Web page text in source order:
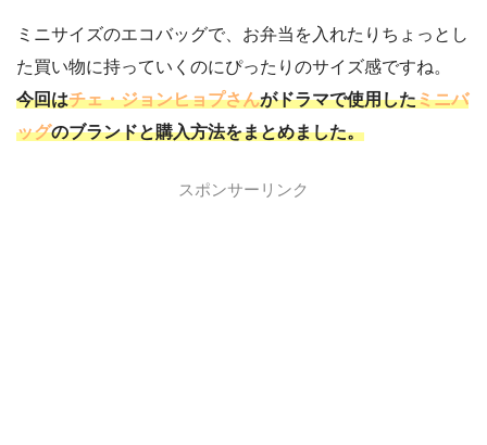
ミニサイズのエコバッグで、お弁当を入れたりちょっとし
た買い物に持っていくのにぴったりのサイズ感ですね。
今回はチェ・ジョンヒョプさんがドラマで使用したミニバ
ッグのブランドと購入方法をまとめました。
スポンサーリンク